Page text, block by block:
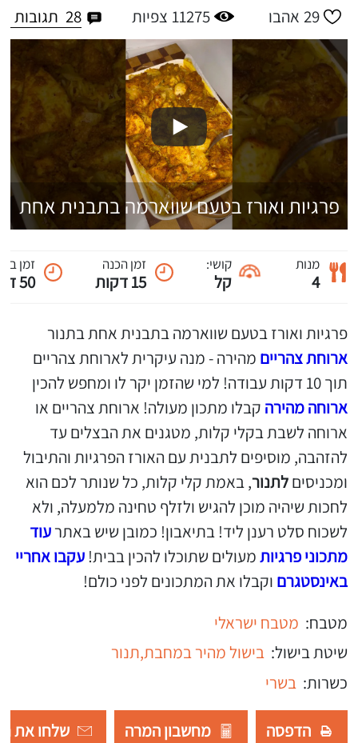
29 אהבו 11275 צפיות 28 תגובות
פרגיות ואורז בטעם שווארמה בתבנית אחת
מנות
4
קושי:
קל
זמן הכנה
15 דקות
זמן
50 דקות
פרגיות ואורז בטעם שווארמה בתבנית אחת בתנור
ארוחת צהריים מהירה - מנה עיקרית לארוחת צהריים
תוך 10 דקות עבודה! למי שהזמן יקר לו ומחפש להכין
ארוחה מהירה קבלו מתכון מעולה! ארוחת צהריים או
ארוחה לשבת בקלי קלות, מטגנים את הבצלים עד
להזהבה, מוסיפים לתבנית עם האורז הפרגיות והתיבול
ומכניסיםלתנור, באמת קלי קלות, כל שנותר לכם הוא
לחכות שיהיה מוכן להגיש ולזלף טחינה מלמעלה, ולא
לשכוח סלט רענן ליד! בתיאבון! כמובן שיש באתרעוד
מתכוני פרגיותמעולים שתוכלו להכין בבית! עקבו אחריי
באינסטגרם וקבלו את המתכונים לפני כולם!
מטבח: מטבח ישראלי
שיטת בישול: בישול מהיר במחבת,תנור
כשרות: בשרי
הדפסה מחשבון המרה שלחו את